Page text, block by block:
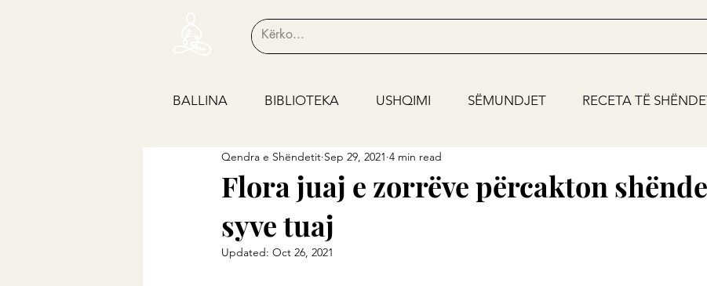
BALLINA BIBLIOTEKA USHQIMI SËMUNDJET RECETA TË
Flora juaj e zorrëve përcakton
syve tuaj
Qendra e Shëndetit Sep 29, 2021 4 min read
Updated: Oct 26, 2021